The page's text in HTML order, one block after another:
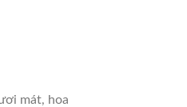
mát, hoa